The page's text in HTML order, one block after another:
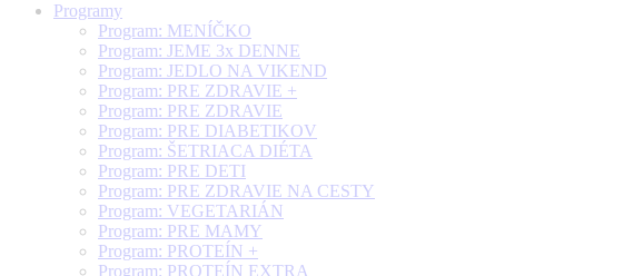
Programy
Program: MENÍČKO
Program: JEME 3x DENNE
Program: JEDLO NA VIKEND
Program: PRE ZDRAVIE +
Program: PRE ZDRAVIE
Program: PRE DIABETIKOV
Program: ŠETRIACA DIÉTA
Program: PRE DETI
Program: PRE ZDRAVIE NA CESTY
Program: VEGETARIÁN
Program: PRE MAMY
Program: PROTEÍN +
Program: PROTEÍN EXTRA